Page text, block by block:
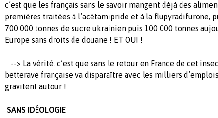
c’est que les français sans le savoir mangent déjà des
premières traitées à l’acétamipride et à la flupyradifurone,
700 000 tonnes de sucre ukrainien puis 100 000 tonnes
Europe sans droits de douane ! ET OUI !
--> La vérité, c’est que sans le retour en France de cet
betterave française va disparaître avec les milliers
gravitent autour !
SANS IDÉOLOGIE